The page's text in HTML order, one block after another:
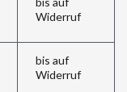
Widerruf
bis auf
Widerruf